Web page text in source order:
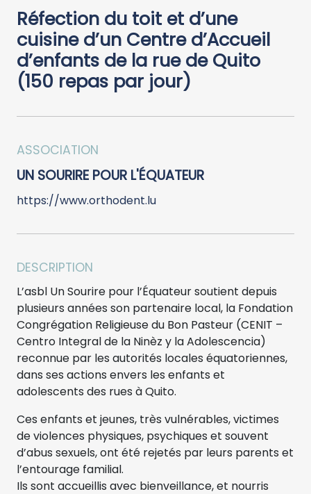
Réfection du toit et d’une
cuisine d’un Centre d’Accueil
d’enfants de la rue de Quito
(150 repas par jour)
ASSOCIATION
UN SOURIRE POUR L'ÉQUATEUR
https://www.orthodent.lu
DESCRIPTION
L’asbl Un Sourire pour l’Équateur soutient depuis
plusieurs années son partenaire local, la Fondation
Congrégation Religieuse du Bon Pasteur (CENIT –
Centro Integral de la Ninèz y la Adolescencia)
reconnue par les autorités locales équatoriennes,
dans ses actions envers les enfants et
adolescents des rues à Quito.
Ces enfants et jeunes, très vulnérables, victimes
de violences physiques, psychiques et souvent
d’abus sexuels, ont été rejetés par leurs parents et
l’entourage familial.
Ils sont accueillis avec bienveillance, et nourris